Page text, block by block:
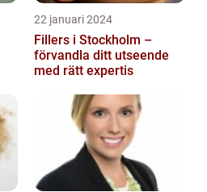
22 januari 2024
Fillers i Stockholm –
förvandla ditt utseende
med rätt expertis